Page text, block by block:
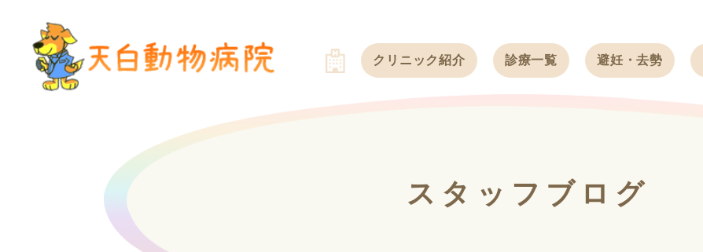
クリニック紹介
治療方針
診療一覧
フェレット
避妊・去勢
スタッフブログ